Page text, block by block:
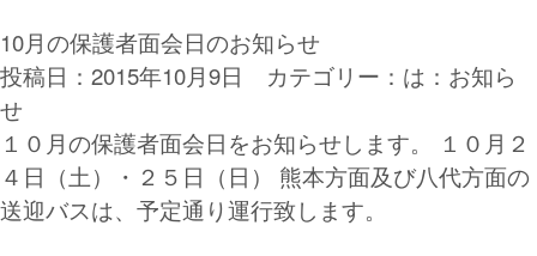
10月の保護者面会日のお知らせ
投稿日：2015年10月9日 カテゴリー： は：お知ら
せ
１０月の保護者面会日をお知らせします。 １０月２
４日（土）・２５日（日） 熊本方面及び八代方面の
送迎バスは、予定通り運行致します。